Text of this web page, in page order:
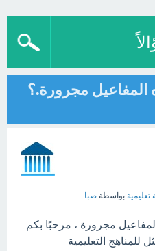
المفاعيل مجرورة.؟
تعليمية بواسطة صبا
مجرورة.، مرحبًا بكم
للمناهج التعليمية